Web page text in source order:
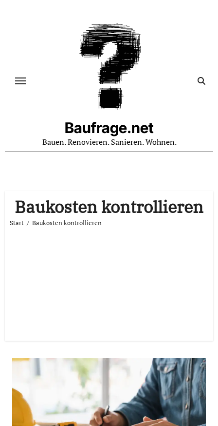
Baufrage.net
Bauen. Renovieren. Sanieren. Wohnen.
Baukosten kontrollieren
Start Baukosten kontrollieren